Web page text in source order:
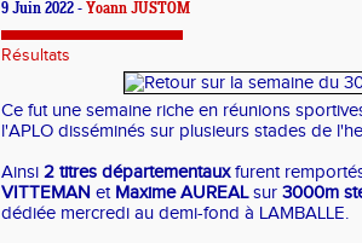
9 Juin 2022 - Yoann JUSTOM
Résultats
Ce fut une semaine riche en réunions
l'APLO disséminés sur plusieurs stades de
Ainsi 2 titres départementauxfurent
VITTEMAN et Maxime AUREALsur 3000m
dédiée mercredi au demi-fond à LAMBALLE.